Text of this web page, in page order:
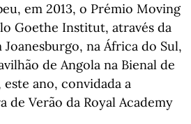
em 2013, o Prémio Moving
Goethe Institut, através da
na África do Sul,
de Angola na Bienal de
este ano, convidada a
de Verão da Royal Academy